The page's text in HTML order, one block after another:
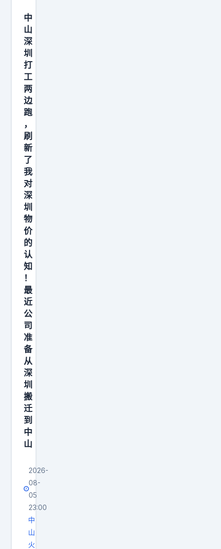
中
山
深
圳
打
工
两
边
跑
，
刷
新
了
我
对
深
圳
物
价
的
认
知
！
最
近
公
司
准
备
从
深
圳
搬
迁
到
中
山
2026-
08-
05
23:00
中
山
火